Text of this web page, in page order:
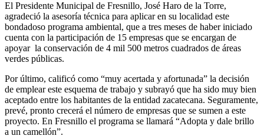
El Presidente Municipal de Fresnillo, José Haro de la Torre,
agradeció la asesoría técnica para aplicar en su localidad este
bondadoso programa ambiental, que a tres meses de haber iniciado
cuenta con la participación de 15 empresas que se encargan de
apoyar la conservación de 4 mil 500 metros cuadrados de áreas
verdes públicas.
Por último, calificó como “muy acertada y afortunada” la decisión
de emplear este esquema de trabajo y subrayó que ha sido muy bien
aceptado entre los habitantes de la entidad zacatecana. Seguramente,
prevé, pronto crecerá el número de empresas que se sumen a este
proyecto. En Fresnillo el programa se llamará “Adopta y dale brillo
a un camellón”.